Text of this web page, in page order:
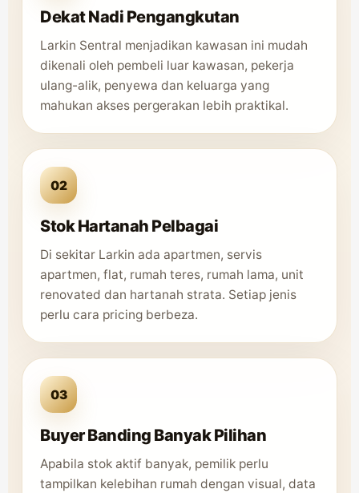
Dekat Nadi Pengangkutan
Larkin Sentral menjadikan kawasan ini mudah
dikenali oleh pembeli luar kawasan, pekerja
ulang-alik, penyewa dan keluarga yang
mahukan akses pergerakan lebih praktikal.
02
Stok Hartanah Pelbagai
Di sekitar Larkin ada apartmen, servis
apartmen, flat, rumah teres, rumah lama, unit
renovated dan hartanah strata. Setiap jenis
perlu cara pricing berbeza.
03
Buyer Banding Banyak Pilihan
Apabila stok aktif banyak, pemilik perlu
tampilkan kelebihan rumah dengan visual, data